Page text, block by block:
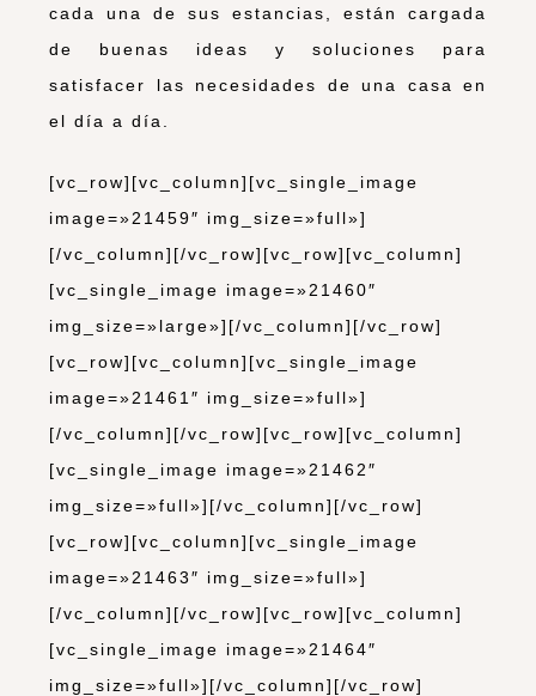
cada una de sus estancias, están cargada
de buenas ideas y soluciones para
satisfacer las necesidades de una casa en
el día a día.
[vc_row][vc_column][vc_single_image
image=»21459″ img_size=»full»]
[/vc_column][/vc_row][vc_row][vc_column]
[vc_single_image image=»21460″
img_size=»large»][/vc_column][/vc_row]
[vc_row][vc_column][vc_single_image
image=»21461″ img_size=»full»]
[/vc_column][/vc_row][vc_row][vc_column]
[vc_single_image image=»21462″
img_size=»full»][/vc_column][/vc_row]
[vc_row][vc_column][vc_single_image
image=»21463″ img_size=»full»]
[/vc_column][/vc_row][vc_row][vc_column]
[vc_single_image image=»21464″
img_size=»full»][/vc_column][/vc_row]